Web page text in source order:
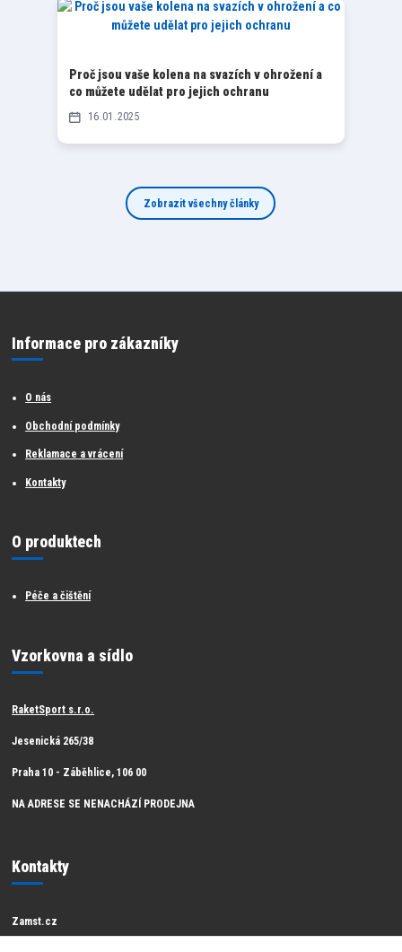
16 01 2025
Proč jsou vaše kolena na svazích v ohrožení a
co můžete udělat pro jejich ochranu
Zobrazit všechny články
Informace pro zákazníky
O nás
Obchodní podmínky
Reklamace a vrácení
Kontakty
O produktech
Péče a čištění
Vzorkovna a sídlo
RaketSport s.r.o.
Jesenická 265/38
Praha 10 - Záběhlice, 106 00
NA ADRESE SE NENACHÁZÍ PRODEJNA
Kontakty
Zamst.cz